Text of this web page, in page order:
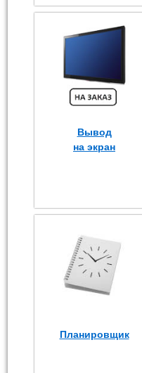
Вывод
на экран
Планировщик